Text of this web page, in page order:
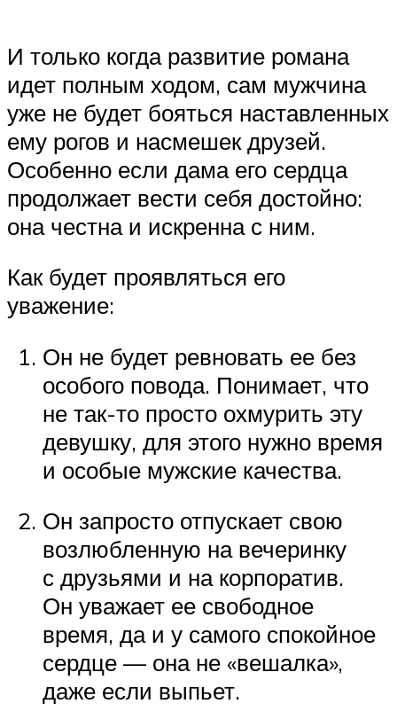
И только когда развитие романа
идет полным ходом, сам мужчина
уже не будет бояться наставленных
ему рогов и насмешек друзей.
Особенно если дама его сердца
продолжает вести себя достойно:
она честна и искренна с ним.
Как будет проявляться его
уважение:
Он не будет ревновать ее без
особого повода. Понимает, что
не так-то просто охмурить эту
девушку, для этого нужно время
и особые мужские качества.
Он запросто отпускает свою
возлюбленную на вечеринку
с друзьями и на корпоратив.
Он уважает ее свободное
время, да и у самого спокойное
сердце — она не «вешалка»,
даже если выпьет.